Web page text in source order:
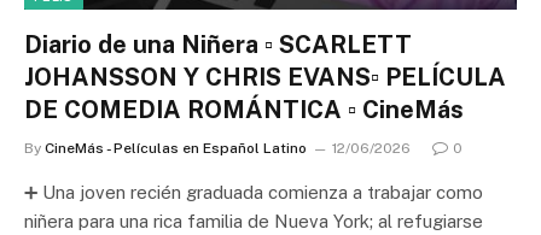
Diario de una Niñera ▫️ SCARLETT
JOHANSSON Y CHRIS EVANS▫️ PELÍCULA
DE COMEDIA ROMÁNTICA ▫️ CineMás
By CineMás - Películas en Español Latino 12/06/2026 0
➕ Una joven recién graduada comienza a trabajar como
niñera para una rica familia de Nueva York; al refugiarse